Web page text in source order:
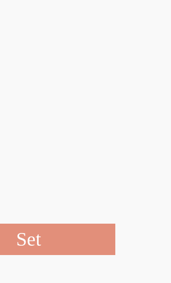
Set